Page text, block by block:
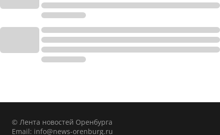
© Лента новостей Оренбурга
Email: info@news-orenburg.ru